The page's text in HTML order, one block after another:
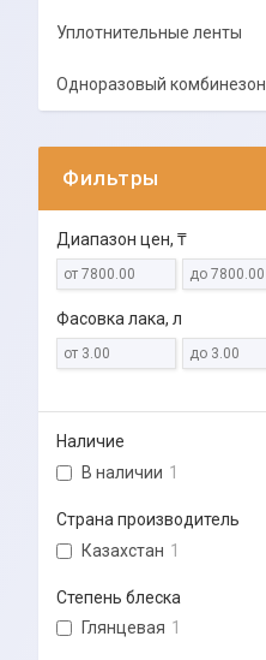
Уплотнительные ленты
Одноразовый комбинезон
Фильтры
Диапазон цен, ₸
Фасовка лака, л
Наличие
В наличии 1
Страна производитель
Казахстан 1
Степень блеска
Глянцевая 1